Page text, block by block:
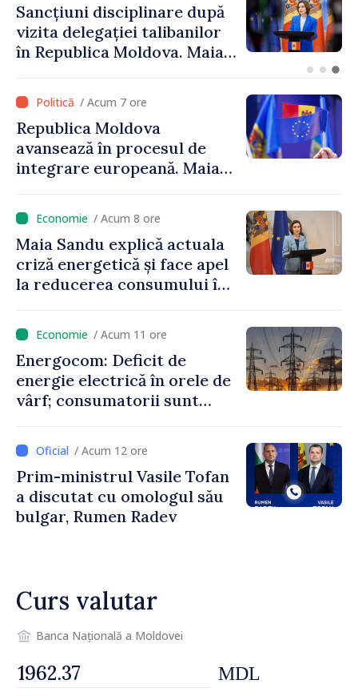
Adunarea Populară a
Găgăuziei trebuie să aibă un
mandat deplin. Președinta
libere și corecte””
/ Acum 7 ore
Republica Moldova
avansează în procesul de
integrare europeană. Maia
niciun stat”
/ Acum 8 ore
Maia Sandu explică actuala
criză energetică și face apel
la reducerea consumului în
putem menține prețurile la
un nivel mai mic”
/ Acum 11 ore
Energocom: Deficit de
energie electrică în orele de
vârf; consumatorii sunt
/ Acum 12 ore
Prim-ministrul Vasile Tofan
a discutat cu omologul său
bulgar, Rumen Radev
Curs valutar
Banca Națională a Moldovei
MDL